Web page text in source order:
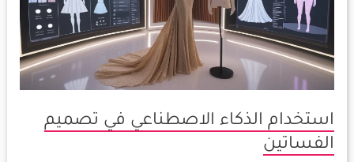
استخدام الذكاء الاصطناعي في تصميم
الفساتين
تصميم
الفساتين